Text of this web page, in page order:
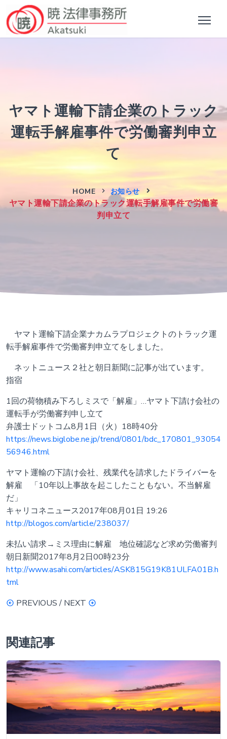
ヤマト運輸下請企業のトラック
運転手解雇事件で労働審判申立
て
HOME お知らせ
ヤマト運輸下請企業のトラック運転手解雇事件で労働審
判申立て
ヤマト運輸下請企業ナカムラプロジェクトのトラック運
転手解雇事件で労働審判申立てをしました。
ネットニュース２社と朝日新聞に記事が出ています。
指宿
1回の荷物積み下ろしミスで「解雇」…ヤマト下請け会社の
運転手が労働審判申し立て
弁護士ドットコム8月1日（火）18時40分
https://news.biglobe.ne.jp/trend/0801/bdc_170801_93054
56946.html
ヤマト運輸の下請け会社、残業代を請求したドライバーを
解雇 「10年以上事故を起こしたこともない。不当解雇
だ」
キャリコネニュース2017年08月01日 19:26
http://blogos.com/article/238037/
未払い請求→ミス理由に解雇 地位確認など求め労働審判
朝日新聞2017年8月2日00時23分
http://www.asahi.com/articles/ASK815G19K81ULFA01B.h
tml
PREVIOUS / NEXT
関連記事